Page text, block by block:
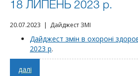
18 ЛИПЕНЬ 2023 р.
20.07.2023 | Дайджест ЗМІ
Дайджест змін в охороні
2023 р.
далі